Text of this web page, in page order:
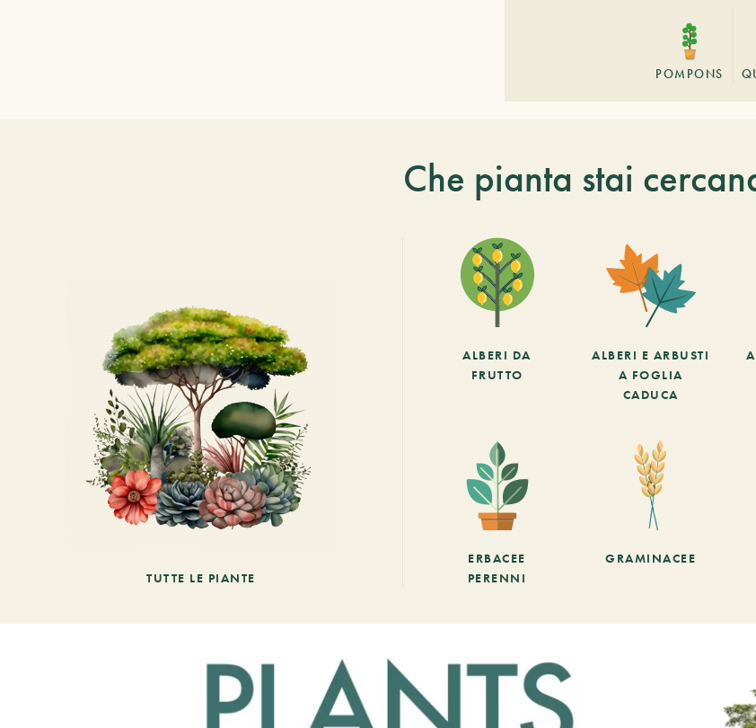
POMPONS
Che pianta stai
TUTTE LE PIANTE
ALBERI DA
FRUTTO
ALBERI E ARBUSTI
A FOGLIA
CADUCA
ERBACEE
PERENNI
GRAMINACEE